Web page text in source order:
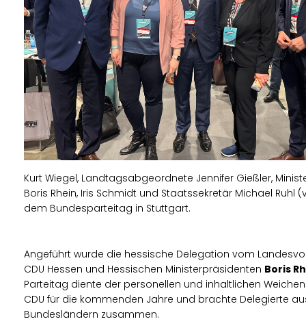
Kurt Wiegel, Landtagsabgeordnete Jennifer Gießler,
Boris Rhein, Iris Schmidt und Staatssekretär Michael Ruhl
dem Bundesparteitag in Stuttgart.
Angeführt wurde die hessische Delegation vom
CDU Hessen und Hessischen Ministerpräsidenten Boris
Parteitag diente der personellen und inhaltlichen
CDU für die kommenden Jahre und brachte Delegierte
Bundesländern zusammen.